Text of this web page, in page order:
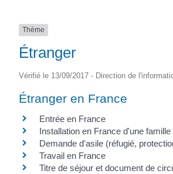
Thème
Étranger
Vérifié le 13/09/2017 - Direction de
Étranger en France
Entrée en France
Installation en France d'une
Demande d'asile (réfugié,
Travail en France
Titre de séjour et document de